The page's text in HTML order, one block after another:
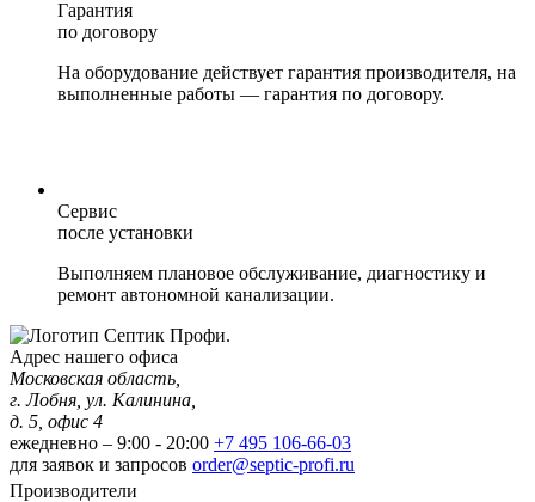
Гарантия
по договору
На оборудование действует гарантия производителя, на
выполненные работы — гарантия по договору.
Сервис
после установки
Выполняем плановое обслуживание, диагностику и
ремонт автономной канализации.
Адрес нашего офиса
Московская область,
г. Лобня, ул. Калинина,
д. 5, офис 4
ежедневно – 9:00 - 20:00 +7 495 106-66-03
для заявок и запросов order@septic-profi.ru
Производители